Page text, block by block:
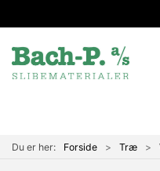
Du er her: Forside Træ